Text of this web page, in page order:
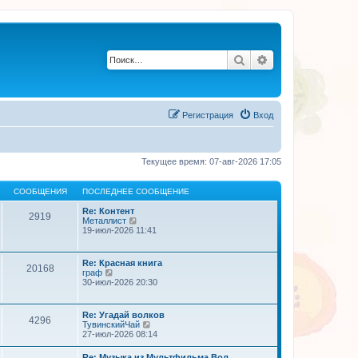
Поиск
Вход
Регистрация
Текущее время: 07-авг-2026 17:05
СООБЩЕНИЯ ПОСЛЕДНЕЕ СООБЩЕНИЕ
2919
Re: Контент
Металлист
е
т
и
к
о
с
л
е
д
н
19-июл-2026 11:41
20168
Re: Красная книга
граф
е
т
и
к
п
30-июл-2026 20:30
4296
Re: Угадай волков
ТувинскийЧай
е
е
27-июл-2026 08:14